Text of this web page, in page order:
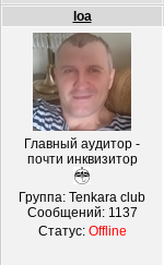
loa
Главный аудитор -
почти инквизитор
Группа: Tenkara club
Сообщений: 1137
Статус: Offline